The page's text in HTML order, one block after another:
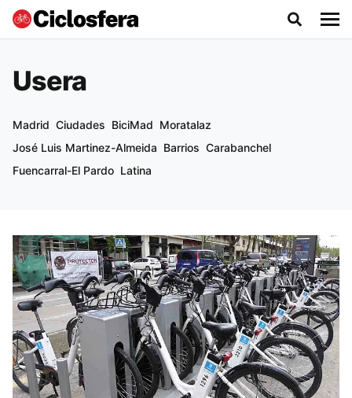
Usera
Madrid Ciudades BiciMad Moratalaz
José Luis Martinez-Almeida Barrios Carabanchel
Fuencarral-El Pardo Latina